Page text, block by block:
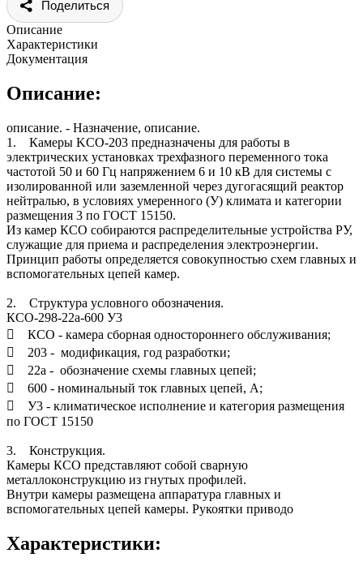
Поделиться
Описание
Характеристики
Документация
Описание:
описание. - Назначение, описание.
1. Камеры KCО-203 предназначены для работы в
электрических установках трехфазного переменного тока
частотой 50 и 60 Гц напряжением 6 и 10 кВ для системы с
изолированной или заземленной через дугогасящий реактор
нейтралью, в условиях умеренного (У) климата и категории
размещения 3 по ГОСТ 15150.
Из камер КСО собираются распределительные устройства РУ,
служащие для приема и распределения электроэнергии.
Принцип работы определяется совокупностью схем главных и
вспомогательных цепей камер.
2. Структура условного обозначения.
КСО-298-22а-600 У3
 КСО - камера сборная одностороннего обслуживания;
 203 - модификация, год разработки;
 22а - обозначение схемы главных цепей;
 600 - номинальный ток главных цепей, А;
 У3 - климатическое исполнение и категория размещения
по ГОСТ 15150
3. Конструкция.
Камеры КСО представляют собой сварную
металлоконструкцию из гнутых профилей.
Внутри камеры размещена аппаратура главных и
вспомогательных цепей камеры. Рукоятки приводо
Характеристики: